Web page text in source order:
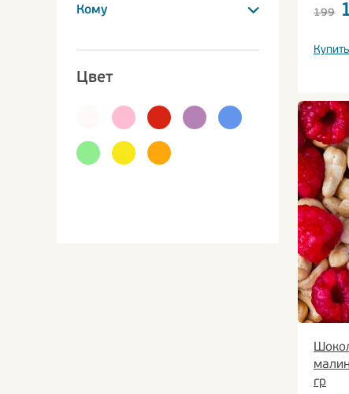
Кому
Цвет
199
гр